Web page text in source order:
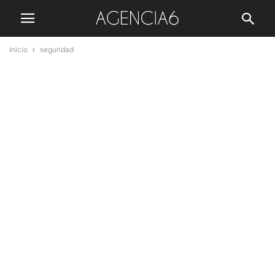
Inicio seguridad